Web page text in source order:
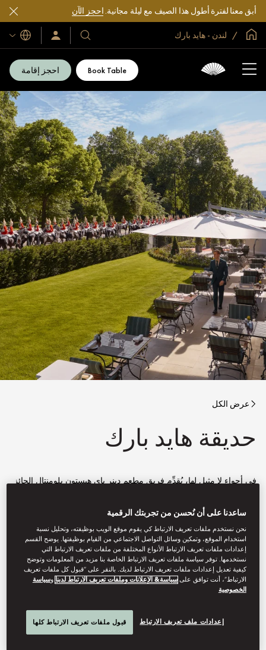
أبق معنا لفترة أطول هذا الصيف مع ليلة مجانية.احجز الآن
الصفحة الرئيسية العالمية
لندن - هايد بارك
فنادقنا
ومنتجعاتنا
سجّل
الدخول/
اللغات
Book Table احجز إقامة
عرض الكل
حديقة هايد بارك
في أجواءٍ لا مثيل لها، يُقدِّم فريق مطعم دينر باي هيستون بلومنتال الحائز
روزيه من Château d’Esclans.
احجز طاولة
بارك، وتدعوك للاستمتاع بإطلالاتٍ رائعة أثناء تجربة تناول الطعام المميزة.
ساعدنا على أن نُحسن من تجربتك الرقمية
نحن نستخدم ملفات تعريف الارتباط كي يقوم موقع الويب بوظيفته، وتحليل نسبة
استخدام الموقع، وتمكين وسائل التواصل الاجتماعي من القيام بوظيفتها. يوضح القسم
إعدادات ملفات تعريف الارتباط الأنواع المختلفة من ملفات تعريف الارتباط التي
نستخدمها. توفر سياسة ملفات تعريف الارتباط الخاصة بنا مزيد من المعلومات وتوضح
كيفية تعديل إعدادات ملفات تعريف الارتباط لديك. بالنقر على “قبول كل ملفات تعريف
الارتباط”، أنت توافق علىسياسة& الإعلانات وملفات تعريف الارتباط لدينا وسياسة
الخصوصية
إعدادات ملف تعريف الارتباط قبول ملفات تعريف الارتباط كلها